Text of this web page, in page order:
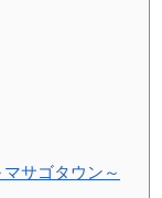
サゴタウン～